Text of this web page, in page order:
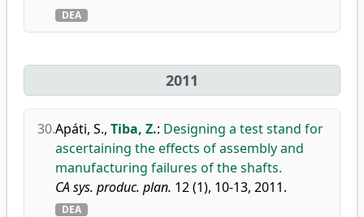
DEA
2011
30.Apáti, S., Tiba, Z.: Designing a test stand for
ascertaining the effects of assembly and
manufacturing failures of the shafts.
CA sys. produc. plan. 12 (1), 10-13, 2011.
DEA